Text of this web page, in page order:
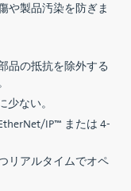
や製品汚染を防ぎま
品の抵抗を除外する
少ない。
IP™ または 4-
リアルタイムでオペ